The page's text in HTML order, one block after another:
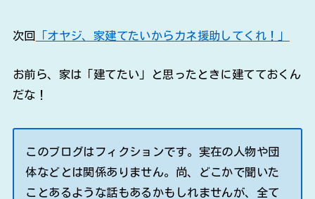
次回 「オヤジ、家建てたいからカネ援助してくれ！」
お前ら、家は「建てたい」と思ったときに建てておくん
だな！
このブログはフィクションです。実在の人物や団
体などとは関係ありません。尚、どこかで聞いた
ことあるような話もあるかもしれませんが、全て